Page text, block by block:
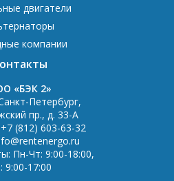
двигатели
компании
«БЭК 2»
Петербург,
пр., д. 33-А
+7 (812) 603-63-32
Пн-Чт: 9:00-18:00,
9:00-17:00